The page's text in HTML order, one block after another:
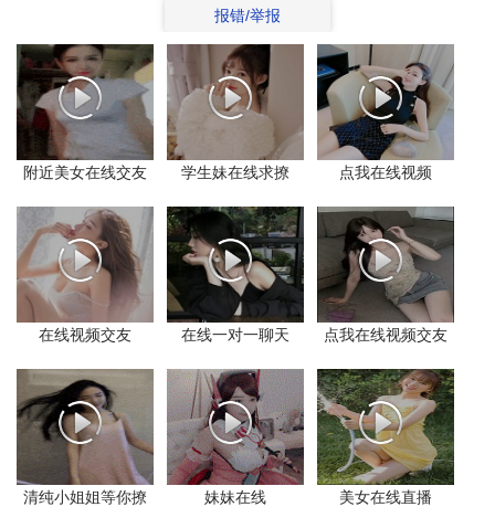
报错/举报
附近美女在线交友 学生妹在线求撩 点我在线视频
在线视频交友 在线一对一聊天 点我在线视频交友
清纯小姐姐等你撩 妹妹在线 美女在线直播